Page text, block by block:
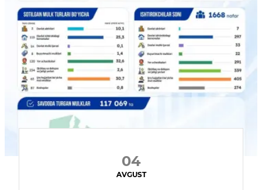
04
AVGUST